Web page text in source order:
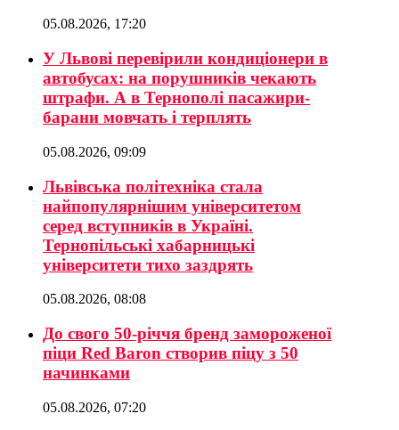
05.08.2026, 17:20
У Львові перевірили кондиціонери в
автобусах: на порушників чекають
штрафи. А в Тернополі пасажири-
барани мовчать і терплять
05.08.2026, 09:09
Львівська політехніка стала
найпопулярнішим університетом
серед вступників в Україні.
Тернопільські хабарницькі
університети тихо заздрять
05.08.2026, 08:08
До свого 50-річчя бренд замороженої
піци Red Baron створив піцу з 50
начинками
05.08.2026, 07:20